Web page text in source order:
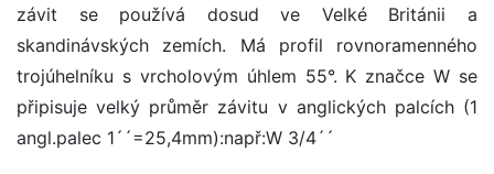
závit se používá dosud ve Velké Británii a
skandinávských zemích. Má profil rovnoramenného
trojúhelníku s vrcholovým úhlem 55°. K značce W se
připisuje velký průměr závitu v anglických palcích (1
angl.palec 1´´=25,4mm):např:W 3/4´´